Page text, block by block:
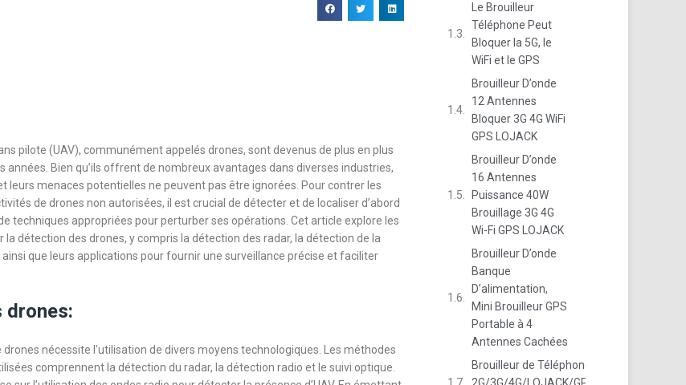
pilote (UAV), communément appelés drones, sont devenus de plus en plus
années. Bien qu’ils offrent de nombreux avantages dans diverses industries,
leurs menaces potentielles ne peuvent pas être ignorées. Pour contrer les
de drones non autorisées, il est crucial de détecter et de localiser d’abord
de techniques appropriées pour perturber ses opérations. Cet article explore les
détection des drones, y compris la détection des radar, la détection de la
que leurs applications pour fournir une surveillance précise et faciliter
drones:
nécessite l’utilisation de divers moyens technologiques. Les méthodes
comprennent la détection du radar, la détection radio et le suivi optique.
Le Brouilleur
Téléphone Peut
Bloquer la 5G, le
WiFi et le GPS
Brouilleur D’onde
12 Antennes
Bloquer 3G 4G WiFi
GPS LOJACK
Brouilleur D’onde
16 Antennes
Puissance 40W
Brouillage 3G 4G
Wi-Fi GPS LOJACK
Brouilleur D’onde
Banque
D’alimentation,
Mini Brouilleur GPS
Portable à 4
Antennes Cachées
Brouilleur de Téléphone